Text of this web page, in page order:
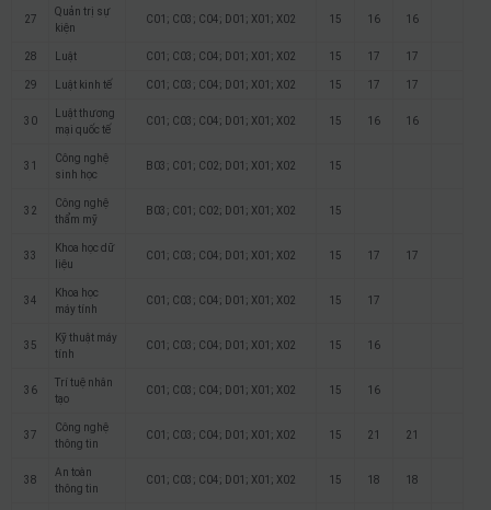
27
Quản trị sự
kiện
C01; C03; C04; D01; X01; X02 15 16 16
28 Luật C01; C03; C04; D01; X01; X02 15 17 17
29 Luật kinh tế C01; C03; C04; D01; X01; X02 15 17 17
30
Luật thương
mại quốc tế
C01; C03; C04; D01; X01; X02 15 16 16
31
Công nghệ
sinh học
B03; C01; C02; D01; X01; X02 15
32
Công nghệ
thẩm mỹ
B03; C01; C02; D01; X01; X02 15
33
Khoa học dữ
liệu
C01; C03; C04; D01; X01; X02 15 17 17
34
Khoa học
máy tính
C01; C03; C04; D01; X01; X02 15 17
35
Kỹ thuật máy
tính
C01; C03; C04; D01; X01; X02 15 16
36
Trí tuệ nhân
tạo
C01; C03; C04; D01; X01; X02 15 16
37
Công nghệ
thông tin
C01; C03; C04; D01; X01; X02 15 21 21
38
An toàn
thông tin
C01; C03; C04; D01; X01; X02 15 18 18